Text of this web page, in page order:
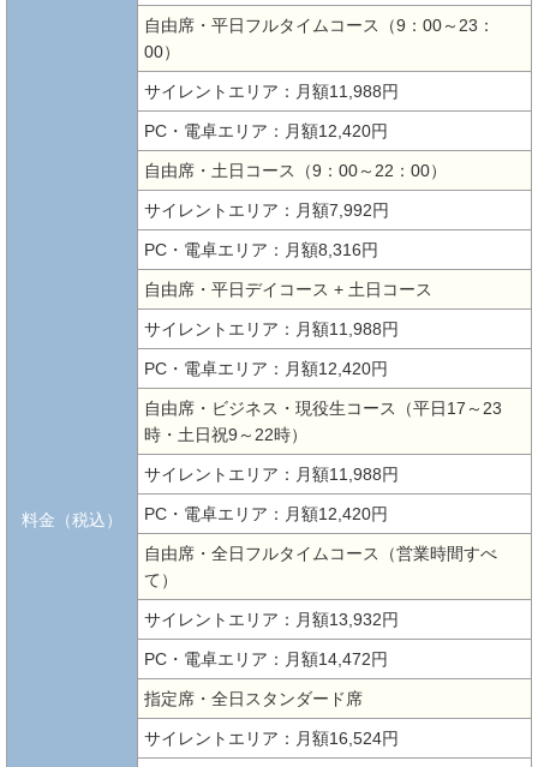
料金（税込）
自由席・平日フルタイムコース（9：00～23：
00）
サイレントエリア：月額11,988円
PC・電卓エリア：月額12,420円
自由席・土日コース（9：00～22：00）
サイレントエリア：月額7,992円
PC・電卓エリア：月額8,316円
自由席・平日デイコース + 土日コース
サイレントエリア：月額11,988円
PC・電卓エリア：月額12,420円
自由席・ビジネス・現役生コース（平日17～23
時・土日祝9～22時）
サイレントエリア：月額11,988円
PC・電卓エリア：月額12,420円
自由席・全日フルタイムコース（営業時間すべ
て）
サイレントエリア：月額13,932円
PC・電卓エリア：月額14,472円
指定席・全日スタンダード席
サイレントエリア：月額16,524円